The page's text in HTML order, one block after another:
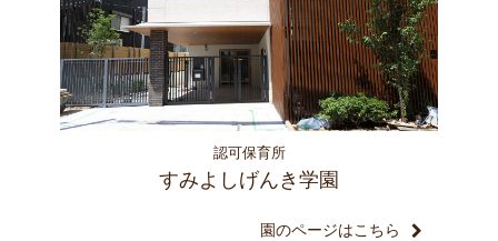
認可保育所
すみよしげんき学園
園のページはこちら